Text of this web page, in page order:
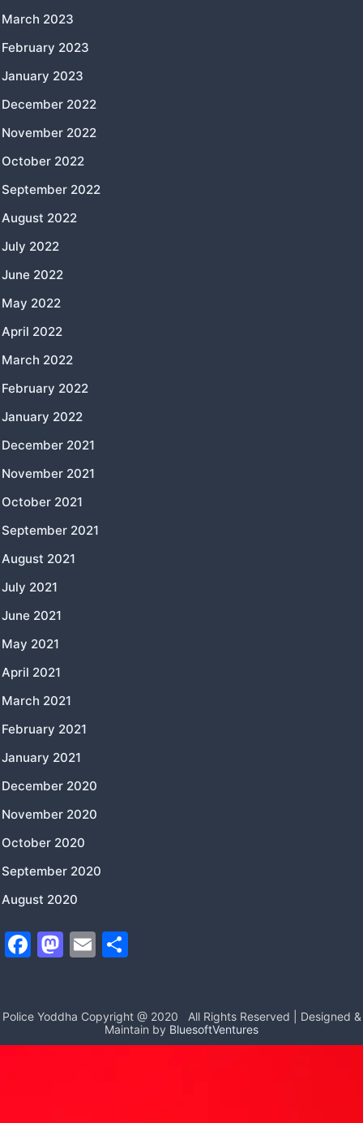
March 2023
February 2023
January 2023
December 2022
November 2022
October 2022
September 2022
August 2022
July 2022
June 2022
May 2022
April 2022
March 2022
February 2022
January 2022
December 2021
November 2021
October 2021
September 2021
August 2021
July 2021
June 2021
May 2021
April 2021
March 2021
February 2021
January 2021
December 2020
November 2020
October 2020
September 2020
August 2020
F
e
b
M
o
d
E
l
e
Police Yoddha Copyright @ 2020
All Rights Reserved | Designed &
Maintain by BluesoftVentures